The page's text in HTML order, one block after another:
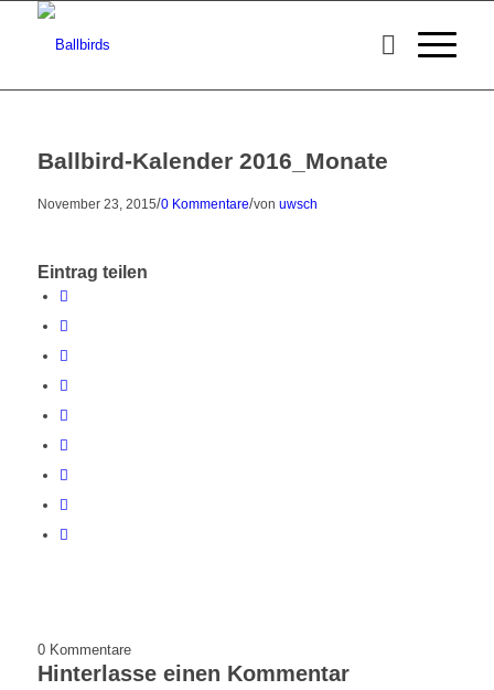
Ballbird-Kalender 2016_Monate
November 23, 2015/0 Kommentare/von uwsch
Eintrag teilen
0 Kommentare
Hinterlasse einen Kommentar